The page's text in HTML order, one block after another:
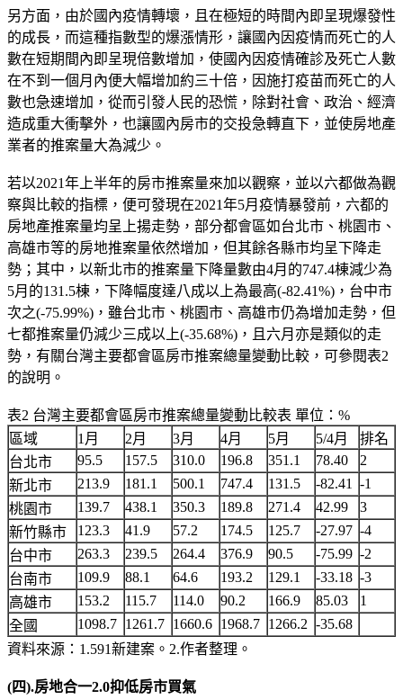
另方面，由於國內疫情轉壞，且在極短的時間內即呈現爆發性
的成長，而這種指數型的爆漲情形，讓國內因疫情而死亡的人
數在短期間內即呈現倍數增加，使國內因疫情確診及死亡人數
在不到一個月內便大幅增加約三十倍，因施打疫苗而死亡的人
數也急速增加，從而引發人民的恐慌，除對社會、政治、經濟
造成重大衝擊外，也讓國內房市的交投急轉直下，並使房地產
業者的推案量大為減少。
若以2021年上半年的房市推案量來加以觀察，並以六都做為觀
察與比較的指標，便可發現在2021年5月疫情暴發前，六都的
房地產推案量均呈上揚走勢，部分都會區如台北市、桃園市、
高雄市等的房地推案量依然增加，但其餘各縣市均呈下降走
勢；其中，以新北市的推案量下降量數由4月的747.4棟減少為
5月的131.5棟，下降幅度達八成以上為最高(-82.41%)，台中市
次之(-75.99%)，雖台北市、桃園市、高雄市仍為增加走勢，但
七都推案量仍減少三成以上(-35.68%)，且六月亦是類似的走
勢，有關台灣主要都會區房市推案總量變動比較，可參閱表2
的說明。
表2 台灣主要都會區房市推案總量變動比較表 單位：%
區域
1月 2月 3月 4月 5月 5/4月
排名
台北市
95.5 157.5 310.0 196.8 351.1 78.40
2
新北市
213.9 181.1 500.1 747.4 131.5 -82.41
-1
桃園市
139.7 438.1 350.3 189.8 271.4 42.99
3
新竹縣市
123.3 41.9 57.2 174.5 125.7 -27.97 -4
台中市
263.3 239.5 264.4 376.9 90.5 -75.99 -2
台南市
109.9 88.1 64.6 193.2 129.1 -33.18 -3
高雄市
153.2 115.7 114.0 90.2 166.9 85.03
1
全國
1098.7 1261.7 1660.6 1968.7 1266.2 -35.68
資料來源：1.591新建案。2.作者整理。
(四).房地合一2.0抑低房市買氣